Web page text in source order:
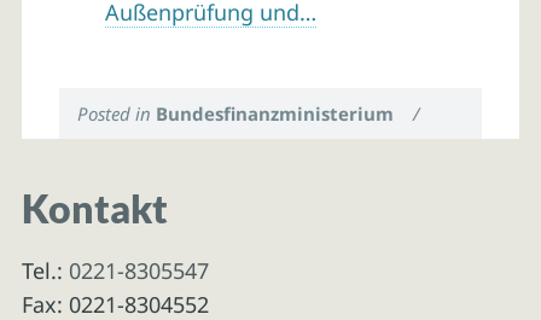
Außenprüfung und…
Posted in Bundesfinanzministerium /
Kontakt
Tel.: 0221-8305547
Fax: 0221-8304552